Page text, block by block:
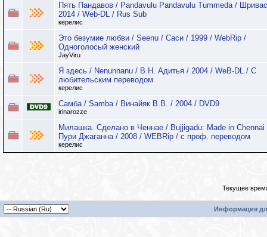
Пять Пандавов / Pandavulu Pandavulu Tummeda /
2014 / Web-DL / Rus Sub
керелис
Это безумие любви / Seenu / Саси / 1999 / WebRip /
Одноголосый женский
JayViru
Я здесь / Nenunnanu / В.Н. Адитья / 2004 / WeB-DL / C
любительским переводом
керелис
Самба / Samba / Винайяк В.В. / 2004 / DVD9
irinarozze
Милашка. Сделано в Ченнае / Bujjigadu: Made in Chennai
Пури Джаганна / 2008 / WEBRip / с проф. переводом
керелис
Текущее
Информация